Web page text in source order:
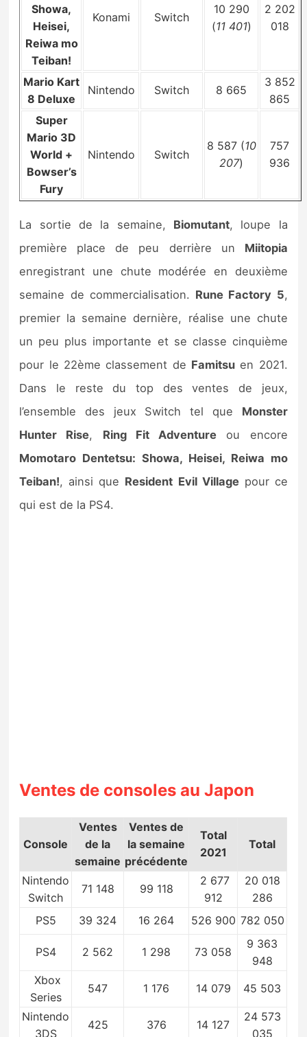
Showa,
Heisei,
Reiwa mo
Teiban!
Konami Switch
10 290
(11 401)
2 202
018
Mario Kart
8 Deluxe
Nintendo Switch 8 665
3 852
865
Super
Mario 3D
World +
Bowser’s
Fury
Nintendo Switch
8 587 (10
207)
757
936
La sortie de la semaine, Biomutant, loupe la
première place de peu derrière un Miitopia
enregistrant une chute modérée en deuxième
semaine de commercialisation. Rune Factory 5,
premier la semaine dernière, réalise une chute
un peu plus importante et se classe cinquième
pour le 22ème classement de Famitsu en 2021.
Dans le reste du top des ventes de jeux,
l’ensemble des jeux Switch tel que Monster
Hunter Rise, Ring Fit Adventure ou encore
Momotaro Dentetsu: Showa, Heisei, Reiwa mo
Teiban!, ainsi que Resident Evil Villagepour ce
qui est de la PS4.
Ventes de consoles au Japon
Console
Ventes
de la
semaine
Ventes de
la semaine
précédente
Total
2021
Total
Nintendo
Switch
71 148 99 118
2 677
912
20 018
286
PS5
39 324 16 264 526 900 782 050
PS4 2 562 1 298 73 058
9 363
948
Xbox
Series
547 1 176 14 079 45 503
Nintendo
3DS
425 376 14 127
24 573
035